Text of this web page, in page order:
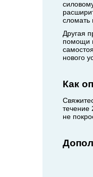
сломать
Другая
помощи
нового
Как
течение
не